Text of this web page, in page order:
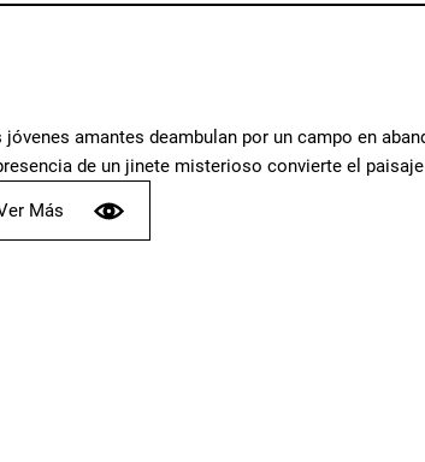
jóvenes amantes deambulan por un campo en
de un jinete misterioso convierte el
Más